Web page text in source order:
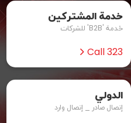
خدمة المشترکین
خدمة 'B2B' للشرکات
Call 323
الدولي
إتصال صادر _ إتصال وارد